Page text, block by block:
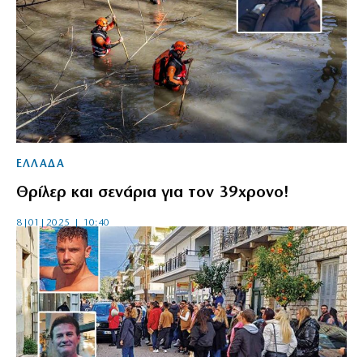
ΕΛΛΑΔΑ
Θρίλερ και σενάρια για τον 39χρονο!
8|01|2025 | 10:40